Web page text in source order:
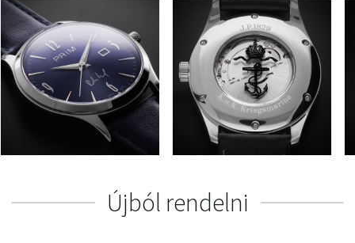
Újból rendelni